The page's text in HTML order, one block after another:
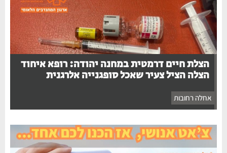
הצלת חיים דרמטית במחנה יהודה: רופא איחוד
הצלה הציל צעיר שאכל סופגנייה אלרגנית
אחלה רחובות